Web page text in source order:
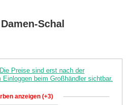
Schal
Preise sind erst nach der
beim Großhändler sichtbar.
anzeigen (+3)